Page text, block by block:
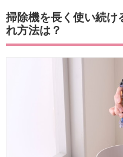
掃除機を長く使い続け
れ方法は？